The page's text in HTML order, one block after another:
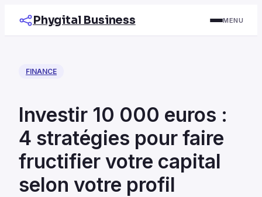
Phygital Business MENU
FINANCE
Investir 10 000 euros :
4 stratégies pour faire
fructifier votre capital
selon votre profil